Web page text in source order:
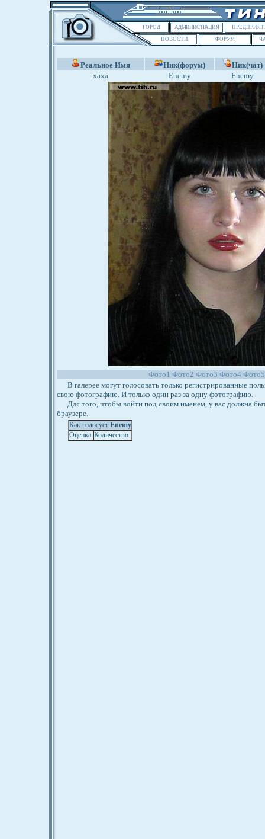
ГОРОД АДМИНИСТРАЦИЯ
НОВОСТИ
ФОРУМ
Реальное Имя Ник(форум)
Ник(чат)
хаха
Enemy Enemy
Фото1 Фото2 Фото3 Фото4
В галерее могут голосовать только регистрированные
свою фотографию. И только один раз за одну фотографию.
Для того, чтобы войти под своим именем, у вас должна
браузере.
Как голосует Enemy
Оценка Количество